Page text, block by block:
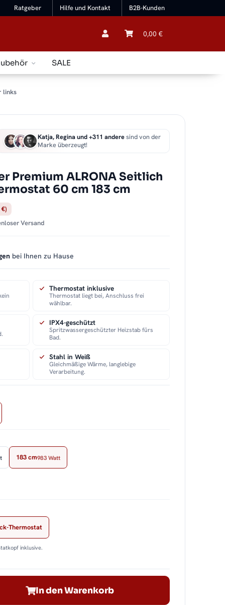
Ratgeber Hilfe und Kontakt B2B-Kunden
0,00 €
SALE
links
Katja, Regina und +311 anderesind von der
Marke überzeugt!
Premium ALRONA Seitlich
60 cm 183 cm
Versand
bei Ihnen zu Hause
Thermostat inklusive
Thermostat liegt bei, Anschluss frei
wählbar.
IPX4-geschützt
Spritzwassergeschützter Heizstab fürs
Bad.
Stahl in Weiß
Gleichmäßige Wärme, langlebige
Verarbeitung.
183 cm983 Watt
Thermostat
inklusive.
In den Warenkorb